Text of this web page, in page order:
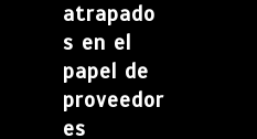
atrapado
s en el
papel de
proveedor
es